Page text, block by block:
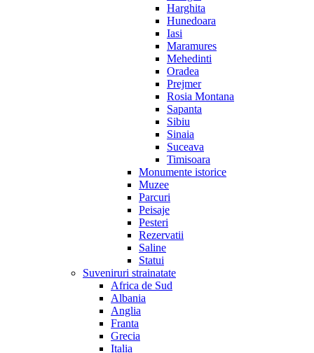
Harghita
Hunedoara
Iasi
Maramures
Mehedinti
Oradea
Prejmer
Rosia Montana
Sapanta
Sibiu
Sinaia
Suceava
Timisoara
Monumente istorice
Muzee
Parcuri
Peisaje
Pesteri
Rezervatii
Saline
Statui
Suveniruri strainatate
Africa de Sud
Albania
Anglia
Franta
Grecia
Italia